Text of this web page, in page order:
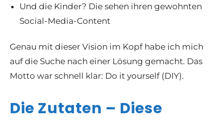
Und die Kinder? Die sehen ihren gewohnten
Social-Media-Content
Genau mit dieser Vision im Kopf habe ich mich
auf die Suche nach einer Lösung gemacht. Das
Motto war schnell klar: Do it yourself (DIY).
Die Zutaten – Diese